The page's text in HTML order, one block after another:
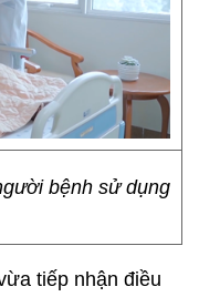
bệnh sử dụng
tiếp nhận điều